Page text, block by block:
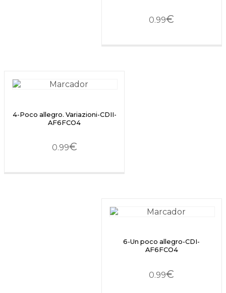
0.99€
4-Poco allegro. Variazioni-CDII-
AF6FCO4
0.99€
6-Un poco allegro-CDI-
AF6FCO4
0.99€